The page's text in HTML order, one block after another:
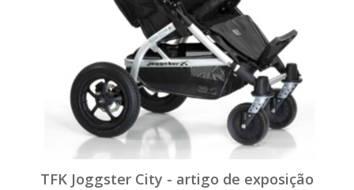
TFK Joggster City - artigo de exposição